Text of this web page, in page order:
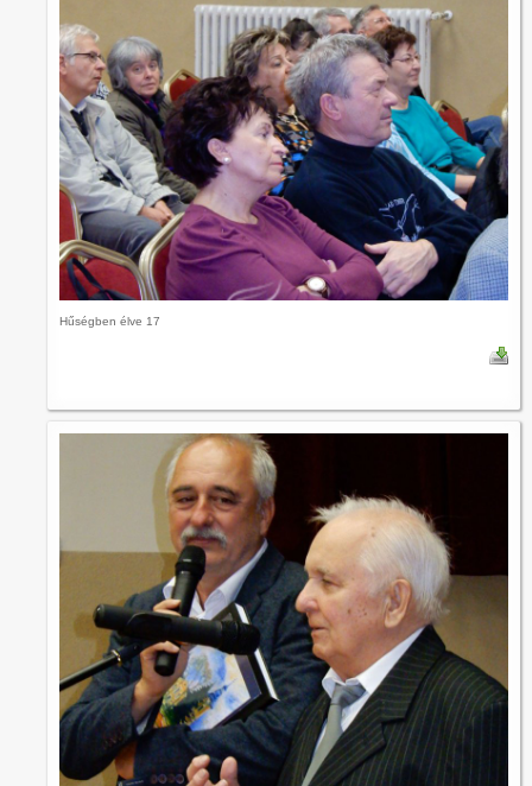
Hűségben élve 17